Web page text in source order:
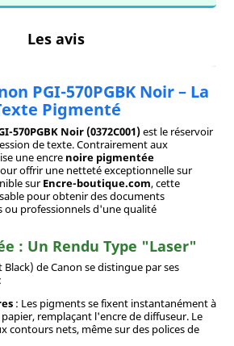
Les avis
PGI-570PGBK Noir – La
Pigmenté
570PGBK Noir (0372C001)est le réservoir
de texte. Contrairement aux
une encre noire pigmentée
offrir une netteté exceptionnelle sur
surEncre-boutique.com, cette
pour obtenir des documents
ou professionnels d'une qualité
: Un Rendu Type "Laser"
Black) de Canon se distingue par ses
: Les pigments se fixent instantanément à
remplaçant l'encre de diffuseur. Le
contours nets, même sur des polices de